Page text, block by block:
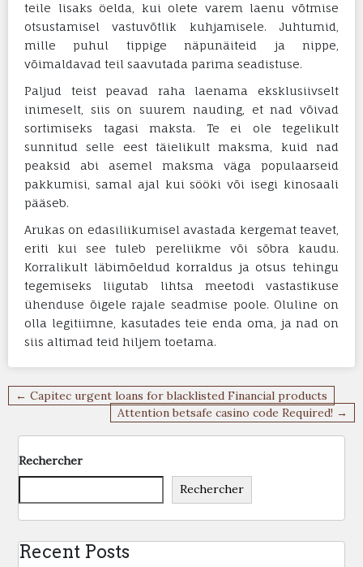
teile lisaks öelda, kui olete varem laenu võtmise
otsustamisel vastuvõtlik kuhjamisele. Juhtumid,
mille puhul tippige näpunäiteid ja nippe,
võimaldavad teil saavutada parima seadistuse.
Paljud teist peavad raha laenama eksklusiivselt
inimeselt, siis on suurem nauding, et nad võivad
sortimiseks tagasi maksta. Te ei ole tegelikult
sunnitud selle eest täielikult maksma, kuid nad
peaksid abi asemel maksma väga populaarseid
pakkumisi, samal ajal kui sööki või isegi kinosaali
pääseb.
Arukas on edasiliikumisel avastada kergemat teavet,
eriti kui see tuleb pereliikme või sõbra kaudu.
Korralikult läbimõeldud korraldus ja otsus tehingu
tegemiseks liigutab lihtsa meetodi vastastikuse
ühenduse õigele rajale seadmise poole. Oluline on
olla legitiimne, kasutades teie enda oma, ja nad on
siis altimad teid hiljem toetama.
Navigation
l’article
← Capitec urgent loans for blacklisted Financial products
Attention betsafe casino code Required! →
Rechercher
Rechercher
Recent Posts